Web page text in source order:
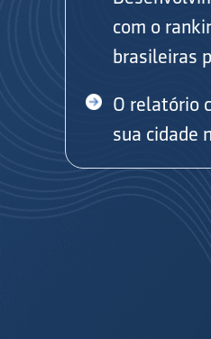
com o
brasileiras
O relatório
sua cidade